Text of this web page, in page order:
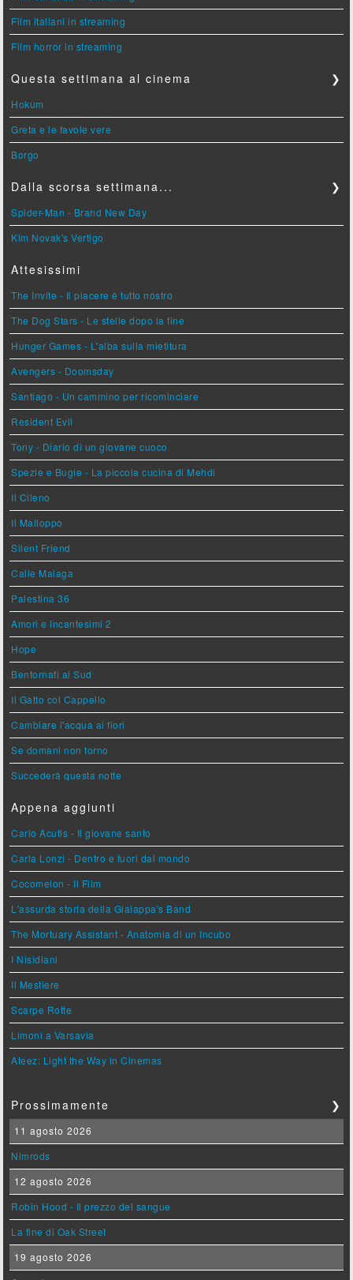
Film italiani in streaming
Film horror in streaming
Questa settimana al cinema ❯
Hokum
Greta e le favole vere
Borgo
Dalla scorsa settimana... ❯
Spider-Man - Brand New Day
Kim Novak's Vertigo
Attesissimi
The Invite - Il piacere è tutto nostro
The Dog Stars - Le stelle dopo la fine
Hunger Games - L'alba sulla mietitura
Avengers - Doomsday
Santiago - Un cammino per ricominciare
Resident Evil
Tony - Diario di un giovane cuoco
Spezie e Bugie - La piccola cucina di Mehdi
Il Cileno
Il Malloppo
Silent Friend
Calle Malaga
Palestina 36
Amori e Incantesimi 2
Hope
Bentornati al Sud
Il Gatto col Cappello
Cambiare l'acqua ai fiori
Se domani non torno
Succederà questa notte
Appena aggiunti
Carlo Acutis - Il giovane santo
Carla Lonzi - Dentro e fuori dal mondo
Cocomelon - Il Film
L'assurda storia della Gialappa's Band
The Mortuary Assistant - Anatomia di un Incubo
I Nisidiani
Il Mestiere
Scarpe Rotte
Limoni a Varsavia
Ateez: Light the Way in Cinemas
Prossimamente ❯
11 agosto 2026
Nimrods
12 agosto 2026
Robin Hood - Il prezzo del sangue
La fine di Oak Street
19 agosto 2026